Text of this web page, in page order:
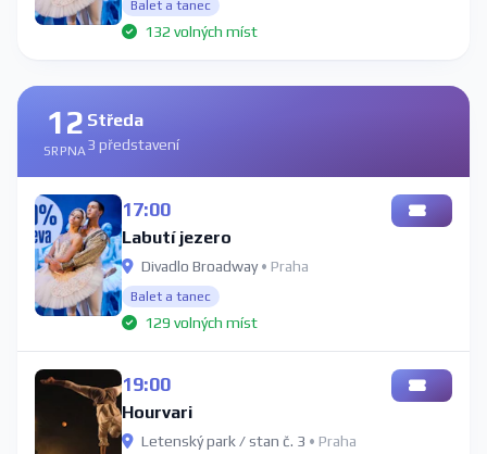
Balet a tanec
132 volných míst
12
SRPNA
Středa
3 představení
17:00
Labutí jezero
Divadlo Broadway• Praha
Balet a tanec
129 volných míst
19:00
Hourvari
Letenský park / stan č. 3 • Praha